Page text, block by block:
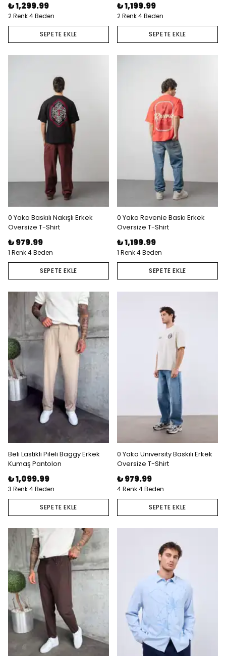
₺ 1,299.99
2 Renk 4 Beden
SEPETE EKLE
₺ 1,199.99
2 Renk 4 Beden
SEPETE EKLE
0 Yaka Baskılı Nakışlı Erkek
Oversize T-Shirt
₺ 979.99
1 Renk 4 Beden
SEPETE EKLE
0 Yaka Revenie Baskı Erkek
Oversize T-Shirt
₺ 1,199.99
1 Renk 4 Beden
SEPETE EKLE
Beli Lastikli Pileli Baggy Erkek
Kumaş Pantolon
₺ 1,099.99
3 Renk 4 Beden
SEPETE EKLE
0 Yaka Unıversity Baskılı Erkek
Oversize T-Shirt
₺ 979.99
4 Renk 4 Beden
SEPETE EKLE